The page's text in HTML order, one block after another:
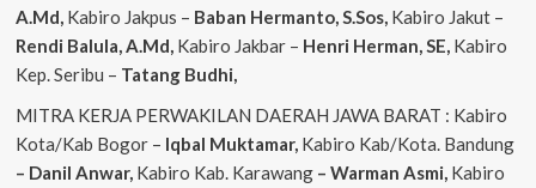
A.Md, Kabiro Jakpus – Baban Hermanto, S.Sos, Kabiro Jakut –
Rendi Balula, A.Md, Kabiro Jakbar – Henri Herman, SE, Kabiro
Kep. Seribu – Tatang Budhi,
MITRA KERJA PERWAKILAN DAERAH JAWA BARAT : Kabiro
Kota/Kab Bogor – Iqbal Muktamar, Kabiro Kab/Kota. Bandung
– Danil Anwar, Kabiro Kab. Karawang – Warman Asmi, Kabiro